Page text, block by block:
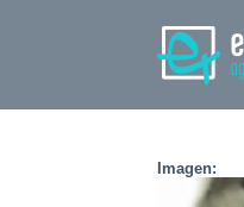
Imagen: